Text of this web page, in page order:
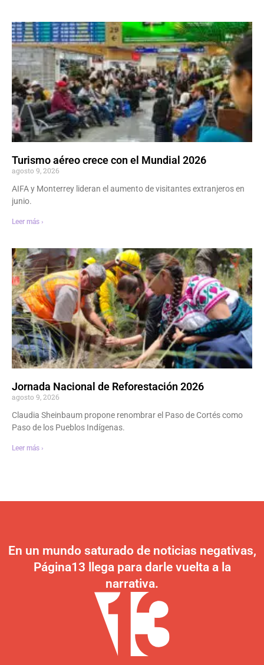
Turismo aéreo crece con el Mundial 2026
agosto 9, 2026
AIFA y Monterrey lideran el aumento de visitantes extranjeros en
junio.
Leer más ›
Jornada Nacional de Reforestación 2026
agosto 9, 2026
Claudia Sheinbaum propone renombrar el Paso de Cortés como
Paso de los Pueblos Indígenas.
Leer más ›
En un mundo saturado de noticias negativas,
Página13 llega para darle vuelta a la
narrativa.